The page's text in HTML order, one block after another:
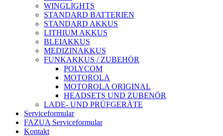
WINGLIGHTS
STANDARD BATTERIEN
STANDARD AKKUS
LITHIUM AKKUS
BLEIAKKUS
MEDIZINAKKUS
FUNKAKKUS / ZUBEHÖR
POLYCOM
MOTOROLA
MOTOROLA ORIGINAL
HEADSETS UND ZUBENÖR
LADE- UND PRÜFGERÄTE
Serviceformular
FAZUA Serviceformular
Kontakt